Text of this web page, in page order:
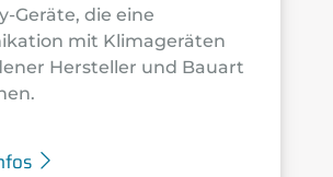
Geräte, die eine
mit Klimageräten
Hersteller und Bauart